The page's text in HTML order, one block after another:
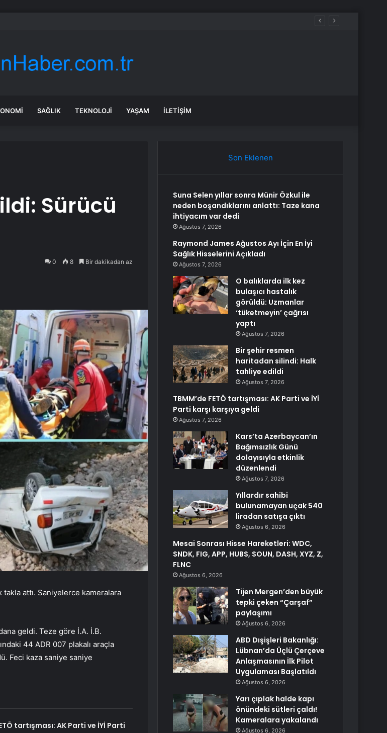
SAĞLIK TEKNOLOJI YAŞAM İLETIŞIM
Sürücü
0 8 Bir dakikadan az
attı. Saniyelerce kameralara
geldi. Teze göre İ.A. İ.B.
44 ADR 007 plakalı araçla
Feci kaza saniye saniye
tartışması: AK Parti ve İYİ Parti
Son Eklenen
Suna Selen yıllar sonra Münir Özkul ile
neden boşandıklarını anlattı: Taze kana
ihtiyacım var dedi
Ağustos 7, 2026
Raymond James Ağustos Ayı İçin En İyi
Sağlık Hisselerini Açıkladı
Ağustos 7, 2026
O balıklarda ilk kez
bulaşıcı hastalık
görüldü: Uzmanlar
‘tüketmeyin’ çağrısı
yaptı
Ağustos 7, 2026
Bir şehir resmen
haritadan silindi: Halk
tahliye edildi
Ağustos 7, 2026
TBMM’de FETÖ tartışması: AK Parti ve İYİ
Parti karşı karşıya geldi
Ağustos 7, 2026
Kars’ta Azerbaycan’ın
Bağımsızlık Günü
dolayısıyla etkinlik
düzenlendi
Ağustos 7, 2026
Yıllardır sahibi
bulunamayan uçak 540
liradan satışa çıktı
Ağustos 6, 2026
Mesai Sonrası Hisse Hareketleri: WDC,
SNDK, FIG, APP, HUBS, SOUN, DASH, XYZ, Z,
FLNC
Ağustos 6, 2026
Tijen Mergen’den büyük
tepki çeken “Çarşaf”
paylaşımı
Ağustos 6, 2026
ABD Dışişleri Bakanlığı:
Lübnan’da Üçlü Çerçeve
Anlaşmasının İlk Pilot
Uygulaması Başlatıldı
Ağustos 6, 2026
Yarı çıplak halde kapı
önündeki sütleri çaldı!
Kameralara yakalandı
Ağustos 6, 2026